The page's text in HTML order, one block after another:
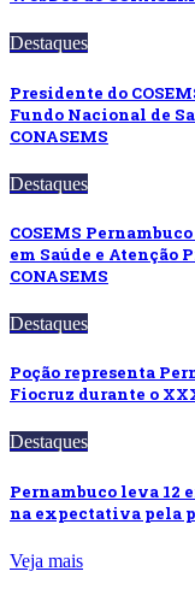
Destaques
Presidente do
Fundo Nacional de
CONASEMS
Destaques
COSEMS
em Saúde e Atenção
CONASEMS
Destaques
Poção representa
Fiocruz durante o
Destaques
Pernambuco leva 12
na expectativa pela
Veja mais